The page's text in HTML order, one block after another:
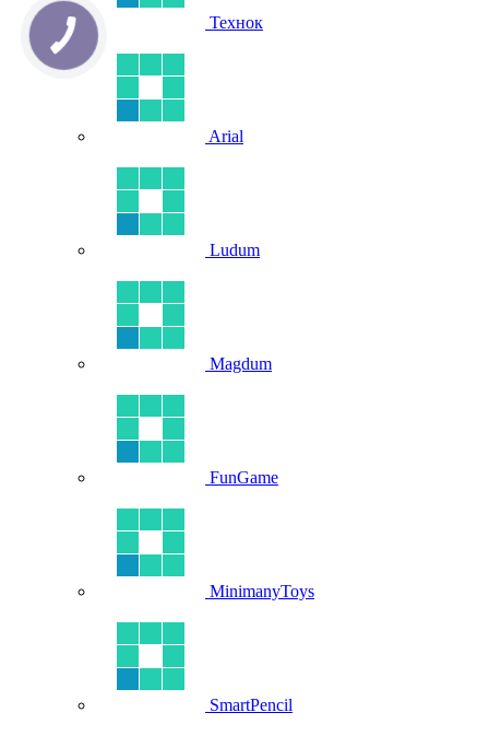
Технок
Arial
Ludum
Magdum
FunGame
MinimanyToys
SmartPencil